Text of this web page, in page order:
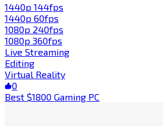
1440p 144fps​​​​‌ ‍ ​‍​‍‌‍ ‌ ​‍‌‍‍‌‌‍‌ ‌‍‍‌‌‍ ‍​‍​‍​ ‍‍​‍​‍‌ ​ ‌‍​‌‌‍ ‍‌‍‍‌‌ ‌​‌ ‍‌​‍ ‍‌‍‍‌‌‍ ​‍​‍​‍ ​​‍​‍‌‍‍​‌ ​‍‌‍‌‌‌‍‌‍​‍​‍​ ‍‍​‍​‍​‍ ‌‍​‌‌‍‌​‌‍ ‌‌‍‍‌‌‍ ‍​‍ ‌‍‍‌‌‍ ‍‌ ‌​‌‍‌‌‌‍ ‍‌ ‌​​‍ ‌‍‌‌‌‍‌​‌‍‍‌‌ ‌​​‍ ‌‍ ‌‌‍ ‌‍‌​‌‍‌‌​ ‌‌ ​​‌ ​‍‌‍‌‌‌ ​ ‌‍‌‌‌‍ ‍‌ ‌​‌‍​‌‌ ‌​‌‍‍‌‌‍ ‌‍ ‍​ ‍ ‌‍‍‌‌‍‌​​ ‌‌‍​ ​ ​‍​ ‍​​ ‍‌​ ‌​‌‍‌‌‌‍​‍​ ‌​​‍ ‌‌‍‌​​ ‍‌​ ​‌​ ​ ​‍ ‌​ ‌​​ ​‌​ ‌‍​ ‌ ​‍ ‌​ ‍​​ ​‍​ ‌​‌‍​‌​‍ ‌​ ‌​​ ​‌‌‍‌​‌‍​‌‌‍‌‌​ ​ ‌‍‌‌‌‍‌​​ ‌ ‌‍‌​‌‍​ ​ ​ ​ ‍ ‌ ‌​‌ ‍‌‌ ​​‌‍‌‌​ ‌‌ ​​‌‍‌‌‌ ​‍‌‍‌‍‌‍ ‌ ​‍‌‍ ‌‌‍​‌‌‍ ‍‌‍​ ‌‍‌‌​ ‍ ‌ ​​‌‍​‌‌ ‌​‌‍‍​​ ‌‌‍ ‍‌‍​‌‌‍ ‌‌‍‌‌​ ‌‍​‍‌‍​‌‌ ​ ‌‍‌‌‌‌‌‌‌ ​‍‌‍ ​​ ‌​‍‌‌​ ​‍‌​‌‍‌‍​‌‌‍‌​‌‍ ‌‌‍‍‌‌‍ ‍​‍‌‍‌‍‍‌‌‍‌​​ ‌‌‍​ ​ ​‍​ ‍​​ ‍‌​ ‌​‌‍‌‌‌‍​‍​ ‌​​‍ ‌‌‍‌​​ ‍‌​ ​‌​ ​ ​‍ ‌​ ‌​​ ​‌​ ‌‍​ ‌ ​‍ ‌​ ‍​​ ​‍​ ‌​‌‍​‌​‍ ‌​ ‌​​ ​‌‌‍‌​‌‍​‌‌‍‌‌​ ​ ‌‍‌‌‌‍‌​​ ‌ ‌‍‌​‌‍​ ​ ​ ​‍‌‍‌ ‌​‌ ‍‌‌ ​​‌‍‌‌​ ‌‌ ​​‌‍‌‌‌ ​‍‌‍‌‍‌‍ ‌ ​‍‌‍ ‌‌‍​‌‌‍ ‍‌‍​ ‌‍‌‌​‍‌‍‌ ​​‌‍​‌‌ ‌​‌‍‍​​ ‌‌‍ ‍‌‍​‌‌‍ ‌‌‍‌‌​‍‌‍‌ ​​‌‍‌‌‌ ​‍‌ ​ ‌ ​​‌‍‌‌‌‍​ ‌ ‌​‌‍‍‌‌ ‌‍‌‍‌‌​ ‌‌ ​​‌ ‌‌‌‍​‍‌‍ ​‌‍‍‌‌ ​ ‌‍‍​‌‍‌‌‌‍‌​​‍​‍‌ ‌
1440p 60fps​​​​‌ ‍ ​‍​‍‌‍ ‌ ​‍‌‍‍‌‌‍‌ ‌‍‍‌‌‍ ‍​‍​‍​ ‍‍​‍​‍‌ ​ ‌‍​‌‌‍ ‍‌‍‍‌‌ ‌​‌ ‍‌​‍ ‍‌‍‍‌‌‍ ​‍​‍​‍ ​​‍​‍‌‍‍​‌ ​‍‌‍‌‌‌‍‌‍​‍​‍​ ‍‍​‍​‍​‍ ‌‍​‌‌‍‌​‌‍ ‌‌‍‍‌‌‍ ‍​‍ ‌‍‍‌‌‍ ‍‌ ‌​‌‍‌‌‌‍ ‍‌ ‌​​‍ ‌‍‌‌‌‍‌​‌‍‍‌‌ ‌​​‍ ‌‍ ‌‌‍ ‌‍‌​‌‍‌‌​ ‌‌ ​​‌ ​‍‌‍‌‌‌ ​ ‌‍‌‌‌‍ ‍‌ ‌​‌‍​‌‌ ‌​‌‍‍‌‌‍ ‌‍ ‍​ ‍ ‌‍‍‌‌‍‌​​ ‌​ ​‍​ ‌ ‌‍​ ​ ‍​​ ‍‌‌‍​‍​ ‌ ​ ​​​‍ ‌​ ​‍​ ‍‌​ ‍​‌‍‌‍​‍ ‌​ ‌​​ ‍‌​ ‌‍​ ‍‌​‍ ‌‌‍​‌​ ​‌​ ‌​​ ‍​​‍ ‌​ ​​​ ​ ​ ‌ ‌‍​‌‌‍​‌​ ‍‌​ ‍​​ ‌‍​ ​ ‌‍​ ​ ​ ​ ​ ​ ‍ ‌ ‌​‌ ‍‌‌ ​​‌‍‌‌​ ‌‌ ​​‌‍‌‌‌ ​‍‌‍‌‍‌‍ ‌ ​‍‌‍ ‌‌‍​‌‌‍ ‍‌‍​ ‌‍‌‌​ ‍ ‌ ​​‌‍​‌‌ ‌​‌‍‍​​ ‌‌‍ ‍‌‍​‌‌‍ ‌‌‍‌‌​ ‌‍​‍‌‍​‌‌ ​ ‌‍‌‌‌‌‌‌‌ ​‍‌‍ ​​ ‌​‍‌‌​ ​‍‌​‌‍‌‍​‌‌‍‌​‌‍ ‌‌‍‍‌‌‍ ‍​‍‌‍‌‍‍‌‌‍‌​​ ‌​ ​‍​ ‌ ‌‍​ ​ ‍​​ ‍‌‌‍​‍​ ‌ ​ ​​​‍ ‌​ ​‍​ ‍‌​ ‍​‌‍‌‍​‍ ‌​ ‌​​ ‍‌​ ‌‍​ ‍‌​‍ ‌‌‍​‌​ ​‌​ ‌​​ ‍​​‍ ‌​ ​​​ ​ ​ ‌ ‌‍​‌‌‍​‌​ ‍‌​ ‍​​ ‌‍​ ​ ‌‍​ ​ ​ ​ ​ ​‍‌‍‌ ‌​‌ ‍‌‌ ​​‌‍‌‌​ ‌‌ ​​‌‍‌‌‌ ​‍‌‍‌‍‌‍ ‌ ​‍‌‍ ‌‌‍​‌‌‍ ‍‌‍​ ‌‍‌‌​‍‌‍‌ ​​‌‍​‌‌ ‌​‌‍‍​​ ‌‌‍ ‍‌‍​‌‌‍ ‌‌‍‌‌​‍‌‍‌ ​​‌‍‌‌‌ ​‍‌ ​ ‌ ​​‌‍‌‌‌‍​ ‌ ‌​‌‍‍‌‌ ‌‍‌‍‌‌​ ‌‌ ​​‌ ‌‌‌‍​‍‌‍ ​‌‍‍‌‌ ​ ‌‍‍​‌‍‌‌‌‍‌​​‍​‍‌ ‌
1080p 240fps​​​​‌ ‍ ​‍​‍‌‍ ‌ ​‍‌‍‍‌‌‍‌ ‌‍‍‌‌‍ ‍​‍​‍​ ‍‍​‍​‍‌ ​ ‌‍​‌‌‍ ‍‌‍‍‌‌ ‌​‌ ‍‌​‍ ‍‌‍‍‌‌‍ ​‍​‍​‍ ​​‍​‍‌‍‍​‌ ​‍‌‍‌‌‌‍‌‍​‍​‍​ ‍‍​‍​‍​‍ ‌‍​‌‌‍‌​‌‍ ‌‌‍‍‌‌‍ ‍​‍ ‌‍‍‌‌‍ ‍‌ ‌​‌‍‌‌‌‍ ‍‌ ‌​​‍ ‌‍‌‌‌‍‌​‌‍‍‌‌ ‌​​‍ ‌‍ ‌‌‍ ‌‍‌​‌‍‌‌​ ‌‌ ​​‌ ​‍‌‍‌‌‌ ​ ‌‍‌‌‌‍ ‍‌ ‌​‌‍​‌‌ ‌​‌‍‍‌‌‍ ‌‍ ‍​ ‍ ‌‍‍‌‌‍‌​​ ‌‌‍​‍​ ​​‌‍‌​‌‍​ ‌‍‌‌‌‍​‍​ ​‌​ ​​​‍ ‌‌‍‌​‌‍‌​​ ​‌​ ​​​‍ ‌​ ‌​‌‍​‌​ ‌ ​ ‌‍​‍ ‌‌‍​‍‌‍‌​‌‍​‍‌‍​‌​‍ ‌​ ​‍‌‍‌‍‌‍​ ​ ​‌​ ​‍​ ‍​​ ‌‌​ ‌ ​ ​ ​ ‌ ​ ​ ‌‍‌‌​ ‍ ‌ ‌​‌ ‍‌‌ ​​‌‍‌‌​ ‌‌ ​​‌‍‌‌‌ ​‍‌‍‌‍‌‍ ‌ ​‍‌‍ ‌‌‍​‌‌‍ ‍‌‍​ ‌‍‌‌​ ‍ ‌ ​​‌‍​‌‌ ‌​‌‍‍​​ ‌‌‍ ‍‌‍​‌‌‍ ‌‌‍‌‌​ ‌‍​‍‌‍​‌‌ ​ ‌‍‌‌‌‌‌‌‌ ​‍‌‍ ​​ ‌​‍‌‌​ ​‍‌​‌‍‌‍​‌‌‍‌​‌‍ ‌‌‍‍‌‌‍ ‍​‍‌‍‌‍‍‌‌‍‌​​ ‌‌‍​‍​ ​​‌‍‌​‌‍​ ‌‍‌‌‌‍​‍​ ​‌​ ​​​‍ ‌‌‍‌​‌‍‌​​ ​‌​ ​​​‍ ‌​ ‌​‌‍​‌​ ‌ ​ ‌‍​‍ ‌‌‍​‍‌‍‌​‌‍​‍‌‍​‌​‍ ‌​ ​‍‌‍‌‍‌‍​ ​ ​‌​ ​‍​ ‍​​ ‌‌​ ‌ ​ ​ ​ ‌ ​ ​ ‌‍‌‌​‍‌‍‌ ‌​‌ ‍‌‌ ​​‌‍‌‌​ ‌‌ ​​‌‍‌‌‌ ​‍‌‍‌‍‌‍ ‌ ​‍‌‍ ‌‌‍​‌‌‍ ‍‌‍​ ‌‍‌‌​‍‌‍‌ ​​‌‍​‌‌ ‌​‌‍‍​​ ‌‌‍ ‍‌‍​‌‌‍ ‌‌‍‌‌​‍‌‍‌ ​​‌‍‌‌‌ ​‍‌ ​ ‌ ​​‌‍‌‌‌‍​ ‌ ‌​‌‍‍‌‌ ‌‍‌‍‌‌​ ‌‌ ​​‌ ‌‌‌‍​‍‌‍ ​‌‍‍‌‌ ​ ‌‍‍​‌‍‌‌‌‍‌​​‍​‍‌ ‌
1080p 360fps​​​​‌ ‍ ​‍​‍‌‍ ‌ ​‍‌‍‍‌‌‍‌ ‌‍‍‌‌‍ ‍​‍​‍​ ‍‍​‍​‍‌ ​ ‌‍​‌‌‍ ‍‌‍‍‌‌ ‌​‌ ‍‌​‍ ‍‌‍‍‌‌‍ ​‍​‍​‍ ​​‍​‍‌‍‍​‌ ​‍‌‍‌‌‌‍‌‍​‍​‍​ ‍‍​‍​‍​‍ ‌‍​‌‌‍‌​‌‍ ‌‌‍‍‌‌‍ ‍​‍ ‌‍‍‌‌‍ ‍‌ ‌​‌‍‌‌‌‍ ‍‌ ‌​​‍ ‌‍‌‌‌‍‌​‌‍‍‌‌ ‌​​‍ ‌‍ ‌‌‍ ‌‍‌​‌‍‌‌​ ‌‌ ​​‌ ​‍‌‍‌‌‌ ​ ‌‍‌‌‌‍ ‍‌ ‌​‌‍​‌‌ ‌​‌‍‍‌‌‍ ‌‍ ‍​ ‍ ‌‍‍‌‌‍‌​​ ‌‌‍‌​‌‍​ ‌‍‌‍​ ‍‌​ ​​‌‍​‍‌‍‌‌‌‍‌​​‍ ‌‌‍‌​​ ‌ ​ ​‍‌‍‌‌​‍ ‌​ ‌​​ ​ ‌‍‌‌‌‍​‍​‍ ‌​ ‍‌‌‍‌‌​ ​​‌‍​ ​‍ ‌​ ‌ ​ ​‍​ ​​​ ‌‍‌‍​ ‌‍‌​​ ‌‍​ ​‍​ ​‌‌‍​‍​ ‌ ‌‍​‍​ ‍ ‌ ‌​‌ ‍‌‌ ​​‌‍‌‌​ ‌‌ ​​‌‍‌‌‌ ​‍‌‍‌‍‌‍ ‌ ​‍‌‍ ‌‌‍​‌‌‍ ‍‌‍​ ‌‍‌‌​ ‍ ‌ ​​‌‍​‌‌ ‌​‌‍‍​​ ‌‌‍ ‍‌‍​‌‌‍ ‌‌‍‌‌​ ‌‍​‍‌‍​‌‌ ​ ‌‍‌‌‌‌‌‌‌ ​‍‌‍ ​​ ‌​‍‌‌​ ​‍‌​‌‍‌‍​‌‌‍‌​‌‍ ‌‌‍‍‌‌‍ ‍​‍‌‍‌‍‍‌‌‍‌​​ ‌‌‍‌​‌‍​ ‌‍‌‍​ ‍‌​ ​​‌‍​‍‌‍‌‌‌‍‌​​‍ ‌‌‍‌​​ ‌ ​ ​‍‌‍‌‌​‍ ‌​ ‌​​ ​ ‌‍‌‌‌‍​‍​‍ ‌​ ‍‌‌‍‌‌​ ​​‌‍​ ​‍ ‌​ ‌ ​ ​‍​ ​​​ ‌‍‌‍​ ‌‍‌​​ ‌‍​ ​‍​ ​‌‌‍​‍​ ‌ ‌‍​‍​‍‌‍‌ ‌​‌ ‍‌‌ ​​‌‍‌‌​ ‌‌ ​​‌‍‌‌‌ ​‍‌‍‌‍‌‍ ‌ ​‍‌‍ ‌‌‍​‌‌‍ ‍‌‍​ ‌‍‌‌​‍‌‍‌ ​​‌‍​‌‌ ‌​‌‍‍​​ ‌‌‍ ‍‌‍​‌‌‍ ‌‌‍‌‌​‍‌‍‌ ​​‌‍‌‌‌ ​‍‌ ​ ‌ ​​‌‍‌‌‌‍​ ‌ ‌​‌‍‍‌‌ ‌‍‌‍‌‌​ ‌‌ ​​‌ ‌‌‌‍​‍‌‍ ​‌‍‍‌‌ ​ ‌‍‍​‌‍‌‌‌‍‌​​‍​‍‌ ‌
Live Streaming​​​​‌ ‍ ​‍​‍‌‍ ‌ ​‍‌‍‍‌‌‍‌ ‌‍‍‌‌‍ ‍​‍​‍​ ‍‍​‍​‍‌ ​ ‌‍​‌‌‍ ‍‌‍‍‌‌ ‌​‌ ‍‌​‍ ‍‌‍‍‌‌‍ ​‍​‍​‍ ​​‍​‍‌‍‍​‌ ​‍‌‍‌‌‌‍‌‍​‍​‍​ ‍‍​‍​‍​‍ ‌‍​‌‌‍‌​‌‍ ‌‌‍‍‌‌‍ ‍​‍ ‌‍‍‌‌‍ ‍‌ ‌​‌‍‌‌‌‍ ‍‌ ‌​​‍ ‌‍‌‌‌‍‌​‌‍‍‌‌ ‌​​‍ ‌‍ ‌‌‍ ‌‍‌​‌‍‌‌​ ‌‌ ​​‌ ​‍‌‍‌‌‌ ​ ‌‍‌‌‌‍ ‍‌ ‌​‌‍​‌‌ ‌​‌‍‍‌‌‍ ‌‍ ‍​ ‍ ‌‍‍‌‌‍‌​​ ‌​ ​‌‌‍​‍​ ‌‍‌‍​‌‌‍​ ​ ​‌‌‍​‍​ ​‍​‍ ‌‌‍‌​​ ‌ ​ ‍​​ ‌‍​‍ ‌​ ‌​​ ‍​‌‍‌‌​ ‍‌​‍ ‌‌‍​‍​ ​‌‌‍‌‌‌‍‌​​‍ ‌​ ​​‌‍​‍​ ‍‌​ ‌ ‌‍​‍‌‍‌​​ ‌ ​ ‌ ​ ​‌‌‍‌​​ ​​‌‍‌​​ ‍ ‌ ‌​‌ ‍‌‌ ​​‌‍‌‌​ ‌‌ ‌​‌‍​‌‌‍‌ ​ ‍ ‌ ​​‌‍​‌‌ ‌​‌‍‍​​ ‌‌‍ ‍‌‍​‌‌‍ ‌‌‍‌‌​ ‌‍​‍‌‍​‌‌ ​ ‌‍‌‌‌‌‌‌‌ ​‍‌‍ ​​ ‌​‍‌‌​ ​‍‌​‌‍‌‍​‌‌‍‌​‌‍ ‌‌‍‍‌‌‍ ‍​‍‌‍‌‍‍‌‌‍‌​​ ‌​ ​‌‌‍​‍​ ‌‍‌‍​‌‌‍​ ​ ​‌‌‍​‍​ ​‍​‍ ‌‌‍‌​​ ‌ ​ ‍​​ ‌‍​‍ ‌​ ‌​​ ‍​‌‍‌‌​ ‍‌​‍ ‌‌‍​‍​ ​‌‌‍‌‌‌‍‌​​‍ ‌​ ​​‌‍​‍​ ‍‌​ ‌ ‌‍​‍‌‍‌​​ ‌ ​ ‌ ​ ​‌‌‍‌​​ ​​‌‍‌​​‍‌‍‌ ‌​‌ ‍‌‌ ​​‌‍‌‌​ ‌‌ ‌​‌‍​‌‌‍‌ ​‍‌‍‌ ​​‌‍​‌‌ ‌​‌‍‍​​ ‌‌‍ ‍‌‍​‌‌‍ ‌‌‍‌‌​‍‌‍‌ ​​‌‍‌‌‌ ​‍‌ ​ ‌ ​​‌‍‌‌‌‍​ ‌ ‌​‌‍‍‌‌ ‌‍‌‍‌‌​ ‌‌ ​​‌ ‌‌‌‍​‍‌‍ ​‌‍‍‌‌ ​ ‌‍‍​‌‍‌‌‌‍‌​​‍​‍‌ ‌
Editing​​​​‌ ‍ ​‍​‍‌‍ ‌ ​‍‌‍‍‌‌‍‌ ‌‍‍‌‌‍ ‍​‍​‍​ ‍‍​‍​‍‌ ​ ‌‍​‌‌‍ ‍‌‍‍‌‌ ‌​‌ ‍‌​‍ ‍‌‍‍‌‌‍ ​‍​‍​‍ ​​‍​‍‌‍‍​‌ ​‍‌‍‌‌‌‍‌‍​‍​‍​ ‍‍​‍​‍​‍ ‌‍​‌‌‍‌​‌‍ ‌‌‍‍‌‌‍ ‍​‍ ‌‍‍‌‌‍ ‍‌ ‌​‌‍‌‌‌‍ ‍‌ ‌​​‍ ‌‍‌‌‌‍‌​‌‍‍‌‌ ‌​​‍ ‌‍ ‌‌‍ ‌‍‌​‌‍‌‌​ ‌‌ ​​‌ ​‍‌‍‌‌‌ ​ ‌‍‌‌‌‍ ‍‌ ‌​‌‍​‌‌ ‌​‌‍‍‌‌‍ ‌‍ ‍​ ‍ ‌‍‍‌‌‍‌​​ ‌‌‍‌​​ ‌ ‌‍​‍‌‍‌​​ ​‌‌‍​ ​ ‌‍​ ‌​​‍ ‌​ ​‍​ ‌ ​ ‌​​ ‍‌​‍ ‌​ ‌​​ ​‍​ ​ ​ ‍‌​‍ ‌​ ‍​​ ​​​ ‌​‌‍‌‍​‍ ‌​ ‌‍‌‍‌‍‌‍​ ​ ‌‌​ ‌‌‌‍‌​​ ​‌​ ‌ ‌‍​‍‌‍​‍‌‍‌‌​ ​‌​ ‍ ‌ ‌​‌ ‍‌‌ ​​‌‍‌‌​ ‌‌ ‌​‌‍​‌‌‍‌ ​ ‍ ‌ ​​‌‍​‌‌ ‌​‌‍‍​​ ‌‌‍ ‍‌‍​‌‌‍ ‌‌‍‌‌​ ‌‍​‍‌‍​‌‌ ​ ‌‍‌‌‌‌‌‌‌ ​‍‌‍ ​​ ‌​‍‌‌​ ​‍‌​‌‍‌‍​‌‌‍‌​‌‍ ‌‌‍‍‌‌‍ ‍​‍‌‍‌‍‍‌‌‍‌​​ ‌‌‍‌​​ ‌ ‌‍​‍‌‍‌​​ ​‌‌‍​ ​ ‌‍​ ‌​​‍ ‌​ ​‍​ ‌ ​ ‌​​ ‍‌​‍ ‌​ ‌​​ ​‍​ ​ ​ ‍‌​‍ ‌​ ‍​​ ​​​ ‌​‌‍‌‍​‍ ‌​ ‌‍‌‍‌‍‌‍​ ​ ‌‌​ ‌‌‌‍‌​​ ​‌​ ‌ ‌‍​‍‌‍​‍‌‍‌‌​ ​‌​‍‌‍‌ ‌​‌ ‍‌‌ ​​‌‍‌‌​ ‌‌ ‌​‌‍​‌‌‍‌ ​‍‌‍‌ ​​‌‍​‌‌ ‌​‌‍‍​​ ‌‌‍ ‍‌‍​‌‌‍ ‌‌‍‌‌​‍‌‍‌ ​​‌‍‌‌‌ ​‍‌ ​ ‌ ​​‌‍‌‌‌‍​ ‌ ‌​‌‍‍‌‌ ‌‍‌‍‌‌​ ‌‌ ​​‌ ‌‌‌‍​‍‌‍ ​‌‍‍‌‌ ​ ‌‍‍​‌‍‌‌‌‍‌​​‍​‍‌ ‌
Virtual Reality​​​​‌ ‍ ​‍​‍‌‍ ‌ ​‍‌‍‍‌‌‍‌ ‌‍‍‌‌‍ ‍​‍​‍​ ‍‍​‍​‍‌ ​ ‌‍​‌‌‍ ‍‌‍‍‌‌ ‌​‌ ‍‌​‍ ‍‌‍‍‌‌‍ ​‍​‍​‍ ​​‍​‍‌‍‍​‌ ​‍‌‍‌‌‌‍‌‍​‍​‍​ ‍‍​‍​‍​‍ ‌‍​‌‌‍‌​‌‍ ‌‌‍‍‌‌‍ ‍​‍ ‌‍‍‌‌‍ ‍‌ ‌​‌‍‌‌‌‍ ‍‌ ‌​​‍ ‌‍‌‌‌‍‌​‌‍‍‌‌ ‌​​‍ ‌‍ ‌‌‍ ‌‍‌​‌‍‌‌​ ‌‌ ​​‌ ​‍‌‍‌‌‌ ​ ‌‍‌‌‌‍ ‍‌ ‌​‌‍​‌‌ ‌​‌‍‍‌‌‍ ‌‍ ‍​ ‍ ‌‍‍‌‌‍‌​​ ‌​ ​‌​ ​‌‌‍​‌​ ‍‌‌‍‌‌‌‍​‍​ ‌ ​ ​‍​‍ ‌​ ‌​‌‍‌​​ ​‍​ ‌​​‍ ‌​ ‌​​ ​​‌‍‌​​ ​‍​‍ ‌‌‍​‌‌‍​‌‌‍‌​‌‍​‌​‍ ‌‌‍‌‍‌‍‌​‌‍​‍​ ‍‌​ ‌ ​ ‌‍‌‍​‌​ ‌ ‌‍​‍​ ‍​​ ‍‌‌‍‌‍​ ‍ ‌ ‌​‌ ‍‌‌ ​​‌‍‌‌​ ‌‌ ‌​‌‍​‌‌‍‌ ​ ‍ ‌ ​​‌‍​‌‌ ‌​‌‍‍​​ ‌‌‍ ‍‌‍​‌‌‍ ‌‌‍‌‌​ ‌‍​‍‌‍​‌‌ ​ ‌‍‌‌‌‌‌‌‌ ​‍‌‍ ​​ ‌​‍‌‌​ ​‍‌​‌‍‌‍​‌‌‍‌​‌‍ ‌‌‍‍‌‌‍ ‍​‍‌‍‌‍‍‌‌‍‌​​ ‌​ ​‌​ ​‌‌‍​‌​ ‍‌‌‍‌‌‌‍​‍​ ‌ ​ ​‍​‍ ‌​ ‌​‌‍‌​​ ​‍​ ‌​​‍ ‌​ ‌​​ ​​‌‍‌​​ ​‍​‍ ‌‌‍​‌‌‍​‌‌‍‌​‌‍​‌​‍ ‌‌‍‌‍‌‍‌​‌‍​‍​ ‍‌​ ‌ ​ ‌‍‌‍​‌​ ‌ ‌‍​‍​ ‍​​ ‍‌‌‍‌‍​‍‌‍‌ ‌​‌ ‍‌‌ ​​‌‍‌‌​ ‌‌ ‌​‌‍​‌‌‍‌ ​‍‌‍‌ ​​‌‍​‌‌ ‌​‌‍‍​​ ‌‌‍ ‍‌‍​‌‌‍ ‌‌‍‌‌​‍‌‍‌ ​​‌‍‌‌‌ ​‍‌ ​ ‌ ​​‌‍‌‌‌‍​ ‌ ‌​‌‍‍‌‌ ‌‍‌‍‌‌​ ‌‌ ​​‌ ‌‌‌‍​‍‌‍ ​‌‍‍‌‌ ​ ‌‍‍​‌‍‌‌‌‍‌​​‍​‍‌ ‌
0
Best $1800 Gaming PC​​​​‌ ‍ ​‍​‍‌‍ ‌ ​‍‌‍‍‌‌‍‌ ‌‍‍‌‌‍ ‍​‍​‍​ ‍‍​‍​‍‌ ​ ‌‍​‌‌‍ ‍‌‍‍‌‌ ‌​‌ ‍‌​‍ ‍‌‍‍‌‌‍ ​‍​‍​‍ ​​‍​‍‌‍‍​‌ ​‍‌‍‌‌‌‍‌‍​‍​‍​ ‍‍​‍​‍​‍ ‌‍​‌‌‍‌​‌‍ ‌‌‍‍‌‌‍ ‍​‍ ‌‍‍‌‌‍ ‍‌ ‌​‌‍‌‌‌‍ ‍‌ ‌​​‍ ‌‍‌‌‌‍‌​‌‍‍‌‌ ‌​​‍ ‌‍ ‌‌‍ ‌‍‌​‌‍‌‌​ ‌‌ ​​‌ ​‍‌‍‌‌‌ ​ ‌‍‌‌‌‍ ‍‌ ‌​‌‍​‌‌ ‌​‌‍‍‌‌‍ ‌‍ ‍​ ‍ ‌‍‍‌‌‍‌​​ ‌​ ​ ​ ‌​‌‍​ ‌‍​‌‌‍​ ​ ‍​​ ​‍​ ‍‌​‍ ‌​ ‌​​ ​​‌‍​‍‌‍‌‌​‍ ‌​ ‌​‌‍​‌​ ‌‌​ ​​​‍ ‌​ ‍​‌‍‌‍‌‍​‌​ ‌‍​‍ ‌​ ‌​​ ​‌​ ​‌‌‍‌‌​ ‌‌​ ‍‌‌‍‌​​ ‌‌​ ‍​‌‍‌‍​ ‌‌​ ​‍​ ‍ ‌ ‌​‌ ‍‌‌ ​​‌‍‌‌​ ‌‌‍​‍‌ ‌‌‌‍‍‌‌‍ ​‌‍‌​​ ‍ ‌ ​​‌‍​‌‌ ‌​‌‍‍​​ ‌‌‍‍‌​ ​‌​ ‍​‌‍ ‍‌‌ ‌‍ ‍‌‍​‌‌‍ ‌‌‍‌‌​‍‌‌​ ‌‌‌​​‍‌‌ ‌‍‍ ‌‍‌‌‌ ‍‌​‍‌‌​ ​ ‌​‌​​‍‌‌​ ​ ‌​‌​​‍‌‌​ ​‍​ ​‍‌‍‌‌‌‍ ‍​‍‌‌​ ​‍​ ​‍​‍‌‌​ ‌‌‌​‌​​‍ ‍‌ ‌‍‌‍​‌‌‍ ​‌ ‌‌‌‍‌‌​ ‌‍​‍‌‍​‌‌ ​ ‌‍‌‌‌‌‌‌‌ ​‍‌‍ ​​ ‌​‍‌‌​ ​‍‌​‌‍‌‍​‌‌‍‌​‌‍ ‌‌‍‍‌‌‍ ‍​‍‌‍‌‍‍‌‌‍‌​​ ‌​ ​ ​ ‌​‌‍​ ‌‍​‌‌‍​ ​ ‍​​ ​‍​ ‍‌​‍ ‌​ ‌​​ ​​‌‍​‍‌‍‌‌​‍ ‌​ ‌​‌‍​‌​ ‌‌​ ​​​‍ ‌​ ‍​‌‍‌‍‌‍​‌​ ‌‍​‍ ‌​ ‌​​ ​‌​ ​‌‌‍‌‌​ ‌‌​ ‍‌‌‍‌​​ ‌‌​ ‍​‌‍‌‍​ ‌‌​ ​‍​‍‌‍‌ ‌​‌ ‍‌‌ ​​‌‍‌‌​ ‌‌‍​‍‌ ‌‌‌‍‍‌‌‍ ​‌‍‌​​‍‌‍‌ ​​‌‍​‌‌ ‌​‌‍‍​​ ‌‌‍‍‌​ ​‌​ ‍​‌‍ ‍‌‌ ‌‍ ‍‌‍​‌‌‍ ‌‌‍‌‌​‍‌‌​ ‌‌‌​​‍‌‌ ‌‍‍ ‌‍‌‌‌ ‍‌​‍‌‌​ ​ ‌​‌​​‍‌‌​ ​ ‌​‌​​‍‌‌​ ​‍​ ​‍‌‍‌‌‌‍ ‍​‍‌‌​ ​‍​ ​‍​‍‌‌​ ‌‌‌​‌​​‍ ‍‌ ‌‍‌‍​‌‌‍ ​‌ ‌‌‌‍‌‌​‍‌‍‌ ​​‌‍‌‌‌ ​‍‌ ​ ‌ ​​‌‍‌‌‌‍​ ‌ ‌​‌‍‍‌‌ ‌‍‌‍‌‌​ ‌‌ ​​‌ ‌‌‌‍​‍‌‍ ​‌‍‍‌‌ ​ ‌‍‍​‌‍‌‌‌‍‌​​‍​‍‌ ‌